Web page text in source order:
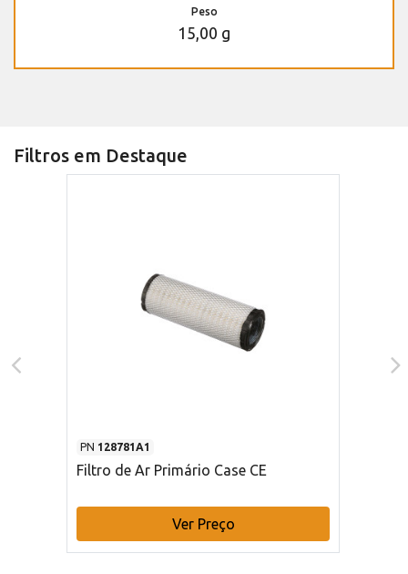
Peso
15,00 g
Filtros em Destaque
PN 128781A1
Filtro de Ar Primário Case CE
Ver Preço